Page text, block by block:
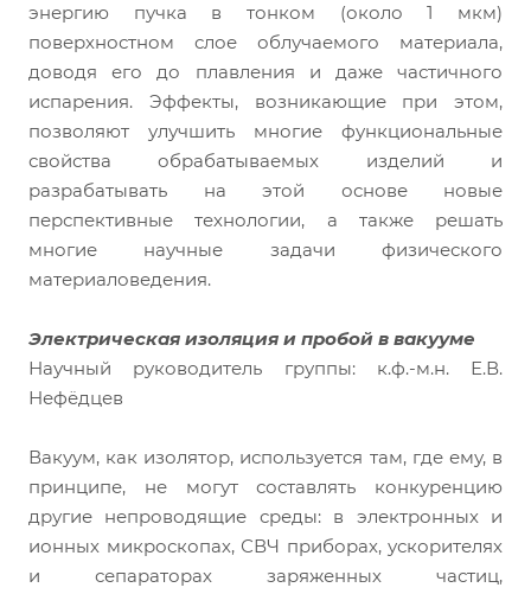
энергию пучка в тонком (около 1 мкм)
поверхностном слое облучаемого материала,
доводя его до плавления и даже частичного
испарения. Эффекты, возникающие при этом,
позволяют улучшить многие функциональные
свойства обрабатываемых изделий и
разрабатывать на этой основе новые
перспективные технологии, а также решать
многие научные задачи физического
материаловедения.
Электрическая изоляция и пробой в вакууме
Научный руководитель группы: к.ф.-м.н. Е.В.
Нефёдцев
Вакуум, как изолятор, используется там, где ему, в
принципе, не могут составлять конкуренцию
другие непроводящие среды: в электронных и
ионных микроскопах, СВЧ приборах, ускорителях
и сепараторах заряженных частиц,